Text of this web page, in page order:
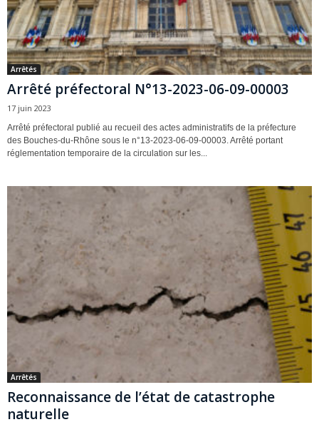
Arrêtés
Arrêté préfectoral N°13-2023-06-09-00003
17 juin 2023
Arrêté préfectoral publié au recueil des actes administratifs de la préfecture
des Bouches-du-Rhône sous le n°13-2023-06-09-00003. Arrêté portant
réglementation temporaire de la circulation sur les...
Arrêtés
Reconnaissance de l’état de catastrophe
naturelle